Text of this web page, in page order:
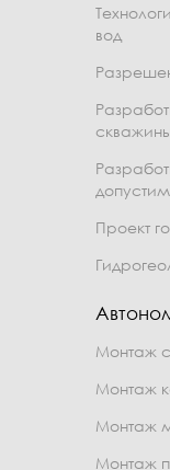
вод
Проект
Монтаж
Монтаж
Монтаж
Монтаж